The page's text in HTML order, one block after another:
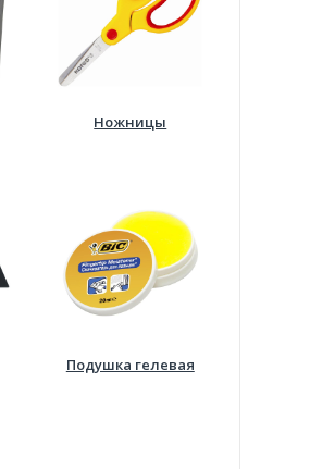
Ножницы
Подушка гелевая